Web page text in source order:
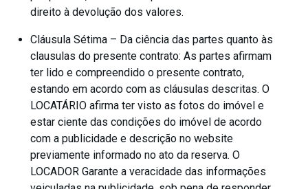
direito à devolução dos valores.
Cláusula Sétima – Da ciência das partes quanto às
clausulas do presente contrato: As partes afirmam
ter lido e compreendido o presente contrato,
estando em acordo com as cláusulas descritas. O
LOCATÁRIO afirma ter visto as fotos do imóvel e
estar ciente das condições do imóvel de acordo
com a publicidade e descrição no website
previamente informado no ato da reserva. O
LOCADOR Garante a veracidade das informações